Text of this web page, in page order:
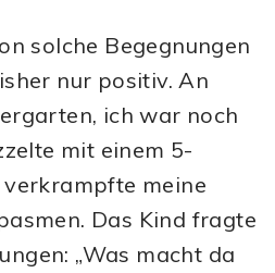
solche Begegnungen
nur positiv. An
ich war noch
mit einem 5-
meine
Das Kind fragte
„Was macht da